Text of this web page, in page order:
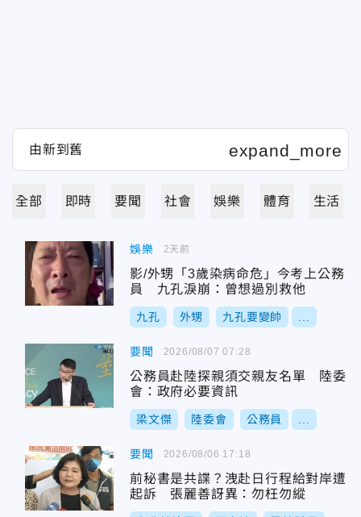
全部 即時 要聞 社會 娛樂 體育 生活
娛樂
影/外甥「3歲染病命危」今考上公務
員 九孔淚崩：曾想過別救他
九孔 外甥 九孔要變帥
2天前
要聞
公務員赴陸探親須交親友名單 陸委
會：政府必要資訊
梁文傑 陸委會 公務員
2026/08/07 07:28
要聞
前秘書是共諜？洩赴日行程給對岸遭
起訴 張麗善訝異：勿枉勿縱
2026/08/06 17:18